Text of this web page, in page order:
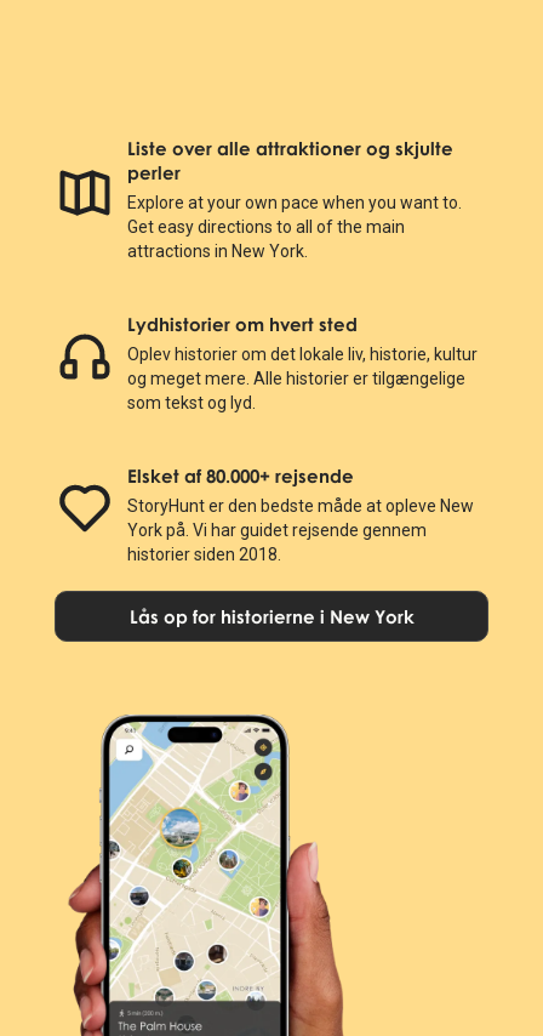
Liste over alle attraktioner og skjulte
perler
Explore at your own pace when you want to.
Get easy directions to all of the main
attractions in New York.
Lydhistorier om hvert sted
Oplev historier om det lokale liv, historie, kultur
og meget mere. Alle historier er tilgængelige
som tekst og lyd.
Elsket af 80.000+ rejsende
StoryHunt er den bedste måde at opleve New
York på. Vi har guidet rejsende gennem
historier siden 2018.
Lås op for historierne i New York